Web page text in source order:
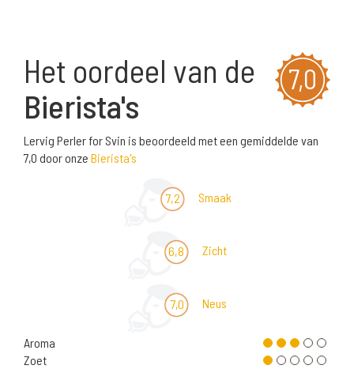
7,0
Het oordeel van de
Bierista's
Lervig Perler for Svin is beoordeeld met een gemiddelde van
7,0 door onze Bierista's
7,2 Smaak
6,8 Zicht
7,0 Neus
Aroma
Zoet